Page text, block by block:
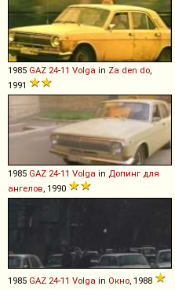
1985 GAZ 24-11 Volga in Za den do
1991
1985 GAZ 24-11 Volga in Допинг для
ангелов , 1990
1985 GAZ 24-11 Volga in Окно , 1988